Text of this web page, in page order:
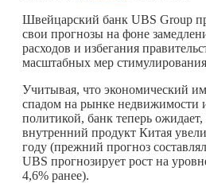
Швейцарский банк UBS Group
свои прогнозы на фоне
расходов и избегания
масштабных мер
Учитывая, что экономический
спадом на рынке недвижимости
политикой, банк теперь ожидает,
внутренний продукт Китая
году (прежний прогноз
UBS прогнозирует рост на
4,6% ранее).